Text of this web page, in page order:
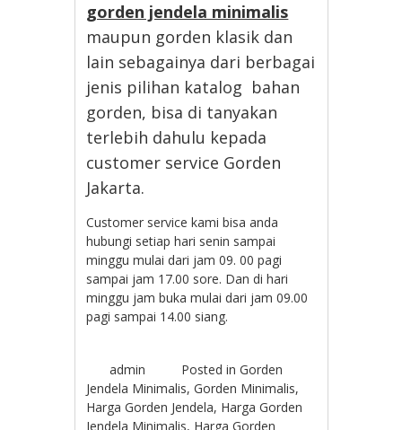
gorden jendela minimalis
maupun gorden klasik dan
lain sebagainya dari berbagai
jenis pilihan katalog bahan
gorden, bisa di tanyakan
terlebih dahulu kepada
customer service Gorden
Jakarta.
Customer service kami bisa anda
hubungi setiap hari senin sampai
minggu mulai dari jam 09. 00 pagi
sampai jam 17.00 sore. Dan di hari
minggu jam buka mulai dari jam 09.00
pagi sampai 14.00 siang.
admin Posted inGorden
Jendela Minimalis,Gorden Minimalis,
Harga Gorden Jendela, Harga Gorden
Jendela Minimalis, Harga Gorden